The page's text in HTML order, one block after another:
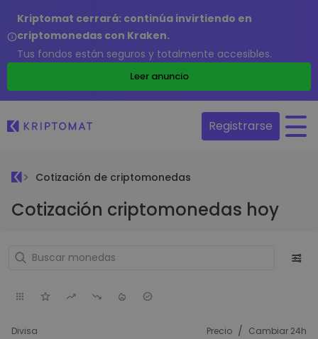
Kriptomat cerrará: continúa invirtiendo en
criptomonedas con Kraken.
Tus fondos están seguros y totalmente accesibles.
Leer anuncio
Registrarse
Cotización de criptomonedas
Cotización criptomonedas hoy
Divisa Precio / Cambiar 24h